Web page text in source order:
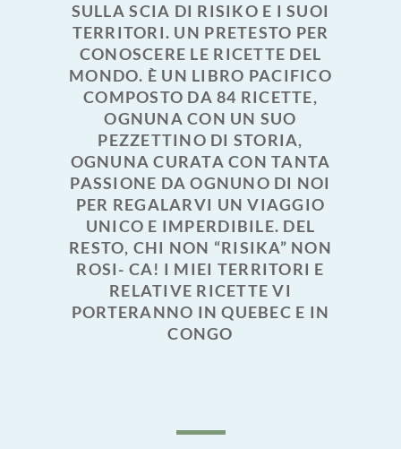
SULLA SCIA DI RISIKO E I SUOI
TERRITORI. UN PRETESTO PER
CONOSCERE LE RICETTE DEL
MONDO. È UN LIBRO PACIFICO
COMPOSTO DA 84 RICETTE,
OGNUNA CON UN SUO
PEZZETTINO DI STORIA,
OGNUNA CURATA CON TANTA
PASSIONE DA OGNUNO DI NOI
PER REGALARVI UN VIAGGIO
UNICO E IMPERDIBILE. DEL
RESTO, CHI NON “RISIKA” NON
ROSI- CA! I MIEI TERRITORI E
RELATIVE RICETTE VI
PORTERANNO IN QUEBEC E IN
CONGO